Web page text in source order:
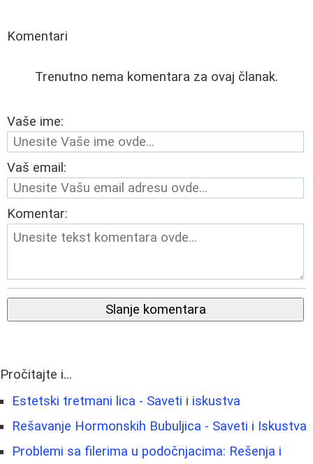
Komentari
Trenutno nema komentara za ovaj članak.
Vaše ime:
Vaš email:
Komentar:
Slanje komentara
Pročitajte i...
Estetski tretmani lica - Saveti i iskustva
Rešavanje Hormonskih Bubuljica - Saveti i Iskustva
Problemi sa filerima u podočnjacima: Rešenja i